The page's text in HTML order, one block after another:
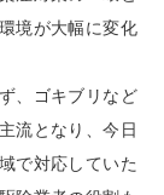
境が大幅に変化
、ゴキブリなど
流となり、今日
で対応していた